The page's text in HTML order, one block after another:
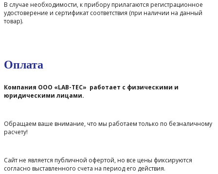
В случае необходимости, к прибору прилагаются регистрационное
удостоверение и сертификат соответствия (при наличии на данный
товар).
Оплата
Компания ООО «LAB-TEC» работает с физическими и
юридическими лицами.
Обращаем ваше внимание, что мы работаем только по безналичному
расчету!
Сайт не является публичной офертой, но все цены фиксируются
согласно выставленного счета на период его действия.